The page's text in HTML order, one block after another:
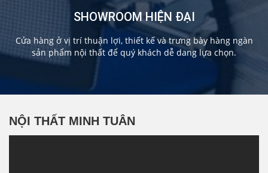
SHOWROOM HIỆN ĐẠI
Cửa hàng ở vị trí thuận lợi, thiết kế và trưng bày hàng ngàn
sản phẩm nội thất để quý khách dễ dang lựa chọn.
NỘI THẤT MINH TUÂN